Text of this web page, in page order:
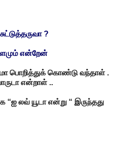
?
என்றேன்
பொறித்துக் கொண்டு வந்தாள் .
என்றாள் ..
லவ் யூடா என்று “ இருந்தது